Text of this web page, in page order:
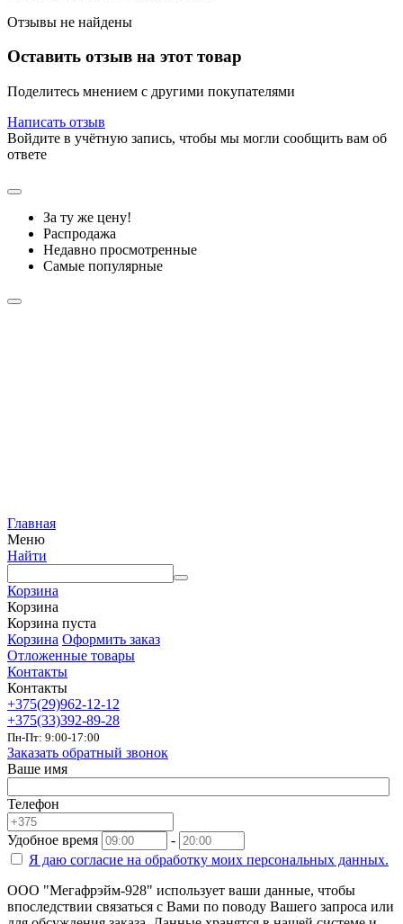
Отзывы не найдены
Оставить отзыв на этот товар
Поделитесь мнением с другими покупателями
Написать отзыв
Войдите в учётную запись, чтобы мы могли сообщить вам об
ответе
За ту же цену!
Распродажа
Недавно просмотренные
Самые популярные
Главная
Меню
Найти
Корзина
Корзина
Корзина пуста
Корзина Оформить заказ
Отложенные товары
Контакты
Контакты
+375(29)962-12-12
+375(33)392-89-28
Пн-Пт: 9:00-17:00
Заказать обратный звонок
Ваше имя
Телефон
Удобное время
-
Я даю согласие на обработку моих персональных данных.
ООО "Мегафрэйм-928" использует ваши данные, чтобы
впоследствии связаться с Вами по поводу Вашего запроса или